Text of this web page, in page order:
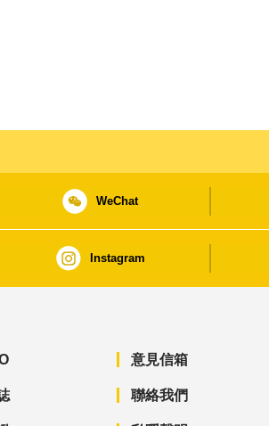
WeChat
Instagram
意見信箱
聯絡我們